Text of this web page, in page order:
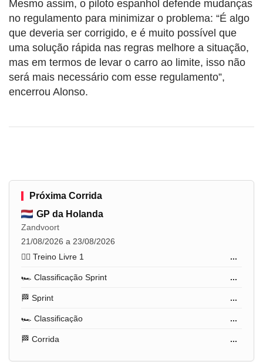
Mesmo assim, o piloto espanhol defende mudanças
no regulamento para minimizar o problema: “É algo
que deveria ser corrigido, e é muito possível que
uma solução rápida nas regras melhore a situação,
mas em termos de levar o carro ao limite, isso não
será mais necessário com esse regulamento”,
encerrou Alonso.
Próxima Corrida
GP da Holanda
Zandvoort
21/08/2026 a 23/08/2026
🏋️‍♂️ Treino Livre 1
...
🏎️ Classificação Sprint ...
🏁 Sprint ...
🏎️ Classificação ...
🏁 Corrida ...